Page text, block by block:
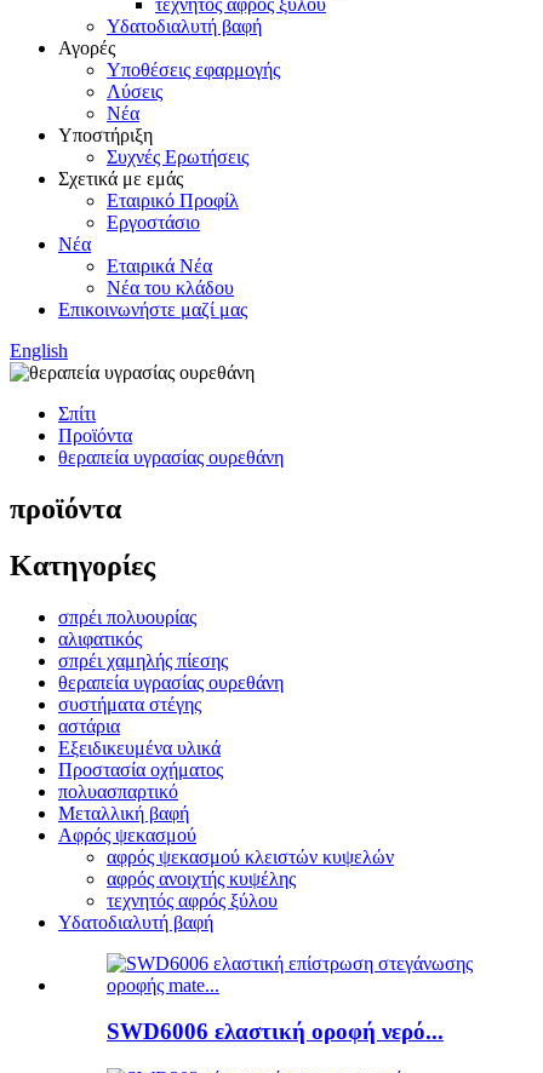
τεχνητός αφρός ξύλου
Υδατοδιαλυτή βαφή
Αγορές
Υποθέσεις εφαρμογής
Λύσεις
Νέα
Υποστήριξη
Συχνές Ερωτήσεις
Σχετικά με εμάς
Εταιρικό Προφίλ
Εργοστάσιο
Νέα
Εταιρικά Νέα
Νέα του κλάδου
Επικοινωνήστε μαζί μας
English
Σπίτι
Προϊόντα
θεραπεία υγρασίας ουρεθάνη
προϊόντα
Κατηγορίες
σπρέι πολυουρίας
αλιφατικός
σπρέι χαμηλής πίεσης
θεραπεία υγρασίας ουρεθάνη
συστήματα στέγης
αστάρια
Εξειδικευμένα υλικά
Προστασία οχήματος
πολυασπαρτικό
Μεταλλική βαφή
Αφρός ψεκασμού
αφρός ψεκασμού κλειστών κυψελών
αφρός ανοιχτής κυψέλης
τεχνητός αφρός ξύλου
Υδατοδιαλυτή βαφή
SWD6006 ελαστική οροφή νερό...